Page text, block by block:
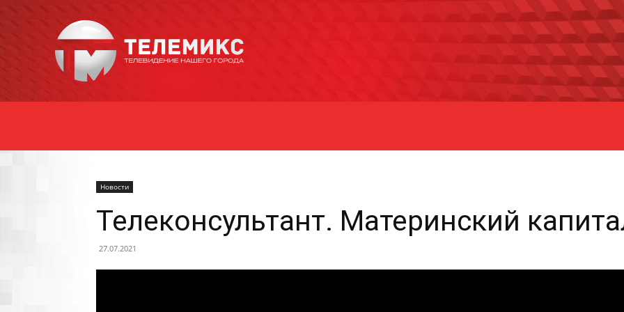
Уссурийска
Новости
Телеконсультант. Материнский
27.07.2021